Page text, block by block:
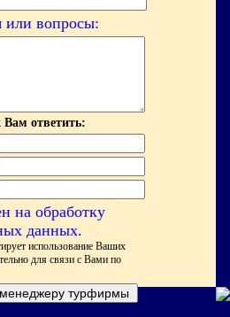
или вопросы:
Вам ответить:
на обработку
данных.
использование Ваших
для связи с Вами по